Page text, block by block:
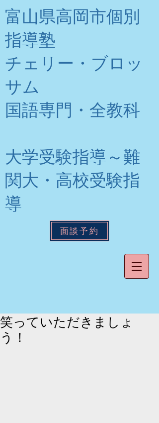
富山県高岡市個別
指導塾
チェリー・ブロッ
サム
​国語専門・全教科
大学受験指導～難
関大・高校受験指
導
面談予約
笑っていただきましょ
う！